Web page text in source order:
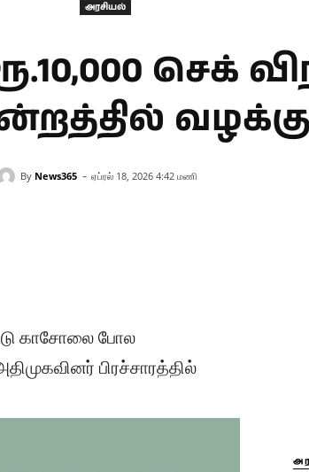
அரசியல்
செக்
வழக்கு
By News365 - ஏப்ரல் 18, 2026 4:42 மணி
காசோலை போல
பிரச்சாரத்தில்